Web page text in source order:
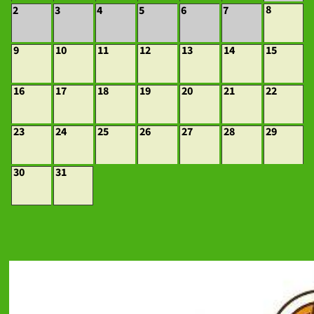
2 3 4 5 6 7 8
9 10 11 12 13 14 15
16 17 18 19 20 21 22
23 24 25 26 27 28 29
30 31